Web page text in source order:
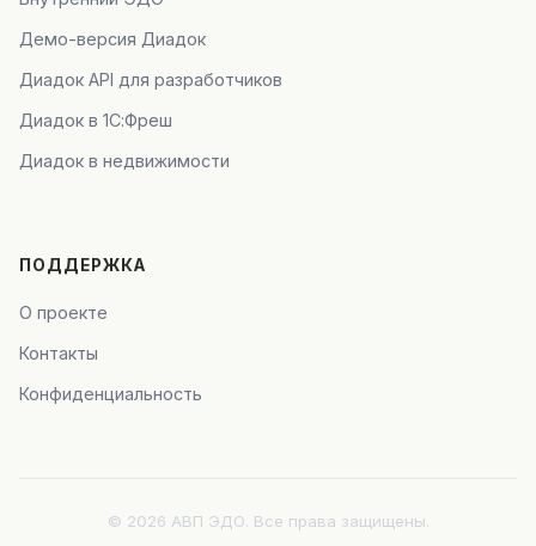
Демо-версия Диадок
Диадок API для разработчиков
Диадок в 1С:Фреш
Диадок в недвижимости
ПОДДЕРЖКА
О проекте
Контакты
Конфиденциальность
© 2026 АВП ЭДО. Все права защищены.